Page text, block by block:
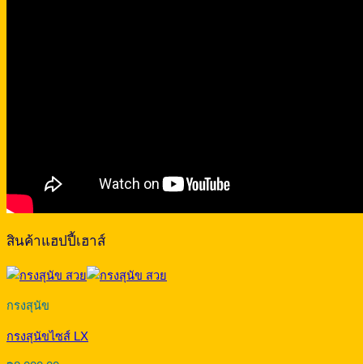
สินค้าแฮปปี้เฮาส์
กรงสุนัข
กรงสุนัขไซส์ LX